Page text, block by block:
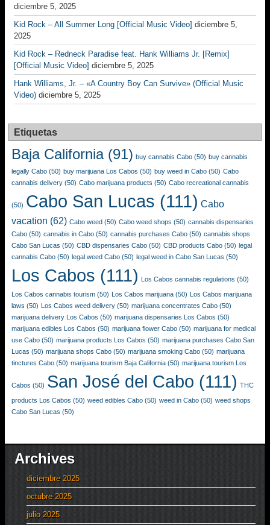
diciembre 5, 2025
Kid Rock – All Summer Long [Official Music Video] diciembre 5,
2025
Kid Rock – Redneck Paradise feat. Hank Williams Jr. [Remix]
[Official Music Video] diciembre 5, 2025
Hank Williams, Jr. – «A Country Boy Can Survive» (Official Music
Video) diciembre 5, 2025
Etiquetas
Baja California(91) buy cannabis Cabo (50) buy cannabis
legally Cabo (50) buy marijuana Los Cabos (50) buy weed in Cabo (50) Cabo
cannabis delivery (50) Cabo marijuana products (50) Cabo recreational cannabis
(50) Cabo San Lucas (111) Cabo
vacation (62) Cabo weed (50) Cabo weed shops (50) cannabis dispensaries
Cabo (50) cannabis in Cabo (50) cannabis purchases Cabo (50) cannabis shops
Cabo San Lucas (50) CBD dispensaries Cabo (50) CBD products Cabo (50) legal
cannabis Cabo (50) legal weed Cabo (50) legal weed in Cabo San Lucas (50)
Los Cabos (111) Los Cabos cannabis regulations (50)
Los Cabos cannabis tourism (50) Los Cabos marijuana (50) Los Cabos marijuana
laws (50) Los Cabos weed delivery (50) marijuana concentrates Cabo (50)
marijuana delivery Los Cabos (50) marijuana dispensaries Los Cabos (50)
marijuana edibles Los Cabos (50) marijuana flower Cabo (50) marijuana for medical
use Cabo (50) marijuana products Los Cabos (50) marijuana purchases Cabo San
Lucas (50) marijuana shops Cabo (50) marijuana smoking Cabo (50) marijuana
tinctures Cabo (50) marijuana tourism Baja California (50) marijuana tourism Los
Cabos (50) San José del Cabo (111) THC
products Los Cabos (50) weed edibles Cabo (50) weed in Cabo (50) weed shops
Cabo San Lucas (50)
Archives
diciembre 2025
octubre 2025
julio 2025